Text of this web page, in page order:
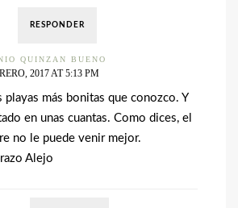
RESPONDER
QUINZAN BUENO
2017 AT 5:13 PM
playas más bonitas que conozco. Y
en unas cuantas. Como dices, el
no le puede venir mejor.
Alejo